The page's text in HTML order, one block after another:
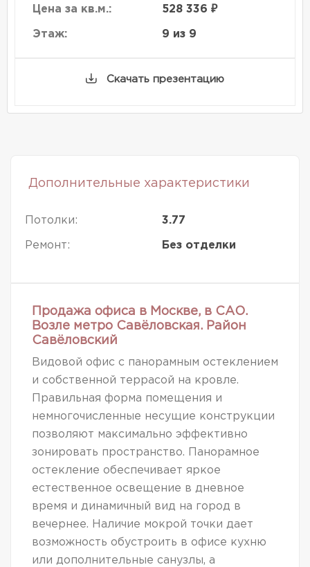
Цена за кв.м.: 528 336 ₽
Этаж: 9 из 9
Скачать презентацию
Дополнительные характеристики
Потолки: 3.77
Ремонт: Без отделки
Продажа офиса в Москве, в САО.
Возле метро Савёловская. Район
Савёловский
Видовой офис с панорамным остеклением
и собственной террасой на кровле.
Правильная форма помещения и
немногочисленные несущие конструкции
позволяют максимально эффективно
зонировать пространство. Панорамное
остекление обеспечивает яркое
естественное освещение в дневное
время и динамичный вид на город в
вечернее. Наличие мокрой точки дает
возможность обустроить в офисе кухню
или дополнительные санузлы, а